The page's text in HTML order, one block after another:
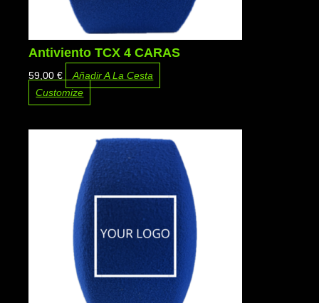
Antiviento TCX 4 CARAS
59,00€
Añadir A La Cesta
Customize